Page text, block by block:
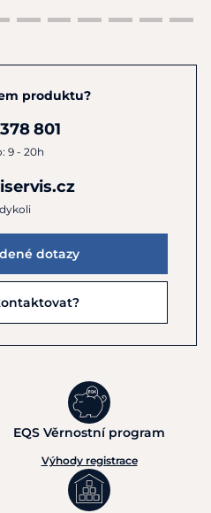
produktu?
801
9 - 20h
dotazy
EQS Věrnostní program
Výhody registrace